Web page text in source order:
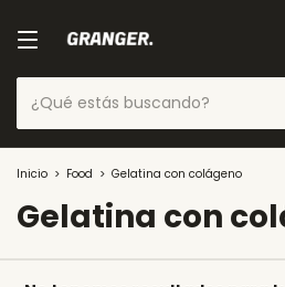
Inicio > Food > Gelatina con colágeno
Gelatina con